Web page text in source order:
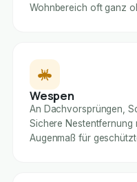
Wohnbereich oft ganz
Wespen
An Dachvorsprüngen,
Sichere Nestentfernung
Augenmaß für